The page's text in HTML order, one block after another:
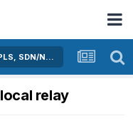
Активное оборудование Ethernet, IP, MPLS, SDN/NFV...
relay